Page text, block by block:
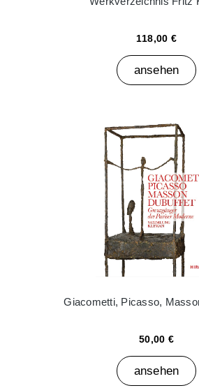
118,00 €
ansehen
Giacometti, Picasso,
50,00 €
ansehen